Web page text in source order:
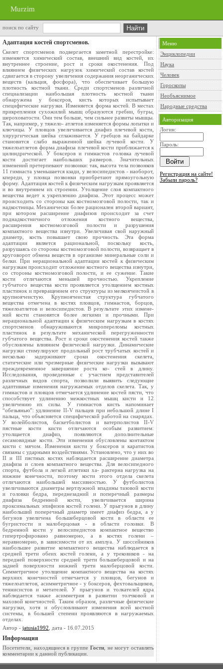
Murzim
поиск по сайту
Адаптация костей спортсменов.
Скелет спортсменов подвергается заметной перестройке:
изменяется химический состав, внешний вид костей, их
внутреннее строение, рост и сроки окостенения. Под
влиянием физических нагрузок химический состав костей
сдвигается в сторону увеличения содержания неорганических
веществ (кальция, фосфора), что обеспечивает большую
плотность костной ткани. Среди спортсменов различной
специализации наибольшая плотность костной ткани
обнаружена у боксеров, кисть которых испытывает
специфические нагрузки. Изменяется форма костей. В местах
прикрепления сухожилий мышц образуются гребни, бугры,
шероховатости. Они тем больше, чем сильнее развиты мышцы.
Так, например, у тяжело- атлетов изменяется формы лопатки и
ключицы. У пловцов увеличивается диафиз плечевой кости,
хирургическая шейка сглаживается. У гребцов на байдарке
становится слабо выраженной шейка лучевой кости. У
тяжелоатлетов форма диафиза плечевой кости приближается к
цилиндрической. У боксеров и гимнастов головка лучевой
кости достигает наибольших размеров. Значительных
изменений претерпевают позвонки: так, высота тела позвонков
11 гимнаста уменьшается кзади, у велосипедистов - наоборот,
кпереди, у пловца позвонки приобретают прямоугольную
форму. Адаптация костей к физическим нагрузкам проявляется
и во внутреннем их строении. Утолщение слоя компактного
вещества ведет к укреплению диафиза. Этот процесс может
происходить со стороны как костномозговой полости, так и
надкостницы. Механически более рационален второй вариант,
при котором расширение диафизов происходит за счет
поднадкостничного отложения костного вещества,
расширения костномозговой полости и разрушения
компактного вещества изнутри. Увеличивая свой наружный
диаметр, кость повышает свою прочность. Эта форма
адаптации является рациональной, поскольку кость,
разрушаясь со стороны костномозговой полости, возвращает в
круговорот обмена веществ в организме минеральные соли и
белки. При нерациональной адаптации костей к физическим
нагрузкам происходит отложение костного вещества изнутри,
со стороны костномозговой полости, и ее сужение. Такие
кости отличаются меньшей прочностью. Укрепление
губчатого вещества кости проявляется утолщением костных
пластинок и превращением его структуры из мелкоячеистой в
крупноячеистую. Крупноячеистая структура губчатого
вещества отмечена в костях пловцов, гимнастов, борцов,
тяжелоатлетов и велосипедистов. В результате этих измене-
ний кости становятся более легкими и прочными. При
нерациональной адаптации к физическим нагрузкам в костях
спортсменов обнаруживаются микропереломы костных
пластинок в результате механической перегруженности
губчатого вещества. Рост и сроки окостенения костей также
обусловлены влиянием физической нагрузки. Динамические
нагрузки стимулируют продольный рост трубчатых костей и
несколько задерживают сроки окостенения скелета,
статические или чрезмерные физические нагрузки вызывают
преждевременное завершение роста ко- стей в длину.
Исследования, проведенные с участием представителей
различных видов спорта, позволили выявить следующие
адаптивные изменения нагружаемых отделов скелета. Так, у
гимнастов и пловцов отмечается удлинение костей пясти, что
способствует удлинению межкостных мышц кисти и 12
увеличению их силы. У гимнастов кисть напоминает
“обезьянью”: удлинение II-V пальцев при небольшой длине I
пальца, что объясняется специфической работой на снарядах.
У волейболистов, баскетболистов и ватерполистов II-V
пястные кости кисти отличаются особым развитием:
утолщается диафиз, появляются дополнительные
сесамовидные кости. Эти изменения обусловлены контактом
кисти с мячом. Изменения кисти у боксеров и каратистов
связаны с ударными воздействиями. Установлено, что у них во
II и III пястных костях наблюдается расширение диаметра
диафиза и слоев компактного вещества. Для велосипедного
спорта, футбола и легкой атлетики ха- рактерна нагрузка на
нижние конечности, поэтому кости этого отдела скелета
отличаются наибольшей массивностью. У футболистов
увеличиваются диаметры вертлужной впадины тазовой кости
и головки бедра, переднезадний и поперечный размеры
диафиза бедренной кости, увеличивается ширина
проксимальных эпифизов костей голени. У прыгунов в длину
наибольший поперечный диаметр имеет диафиз бедра, а у
бегунов увеличена большеберцовой кости в области ее
бугристости и малоберцовая - в области головки. В
бедренной кости у велосипедистов компактное вещество
гипертрофировано равномерно, а в костях голени –
неравномерно, в зависимости от их амплуа. У шоссейников
наибольшее развитие компактного вещества наблюдается в
средней трети обеих костей голени, а у трековиков - на
передней поверхности средней трети большеберцовой и на
задней поверхности нижней трети малоберцовой кости.
Симметричное утолщение компактного вещества на костях
верхних конечностей отмечается у пловцов, бегунов и
тяжелоатлетов, асимметричное - у боксеров, фехтовальщиков,
теннисистов и метателей. У прыгунов и толкателей ядра
наблюдается также асимметрия в развитии толчковой и
маховой конечностей. Таким образом, различные физические
нагрузки, хотя и обусловливают изменения всей костной
системы, в большей степени проявляются в нагружаемых
отделах.
Автор - jatusia1992 , дата - 16.07.2015
Информация
Посетители, находящиеся в группе Гости, не могут оставлять
комментарии к данной публикации.
Меню
Энциклопедии
Наука
Человек
Гороскопы
Необъяснимое
Народные средства
Авторизация
Логин:
Пароль:
Регистрация на сайте!
Забыли пароль?